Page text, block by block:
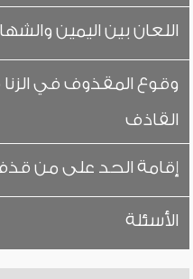
اللعان بين اليمين
وقوع المقذوف في
القاذف
إقامة الحد على من
الأسئلة